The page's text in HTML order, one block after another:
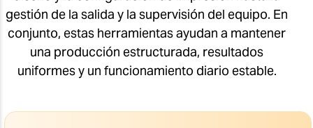
gestión de la salida y la supervisión del equipo. En
conjunto, estas herramientas ayudan a mantener
una producción estructurada, resultados
uniformes y un funcionamiento diario estable.